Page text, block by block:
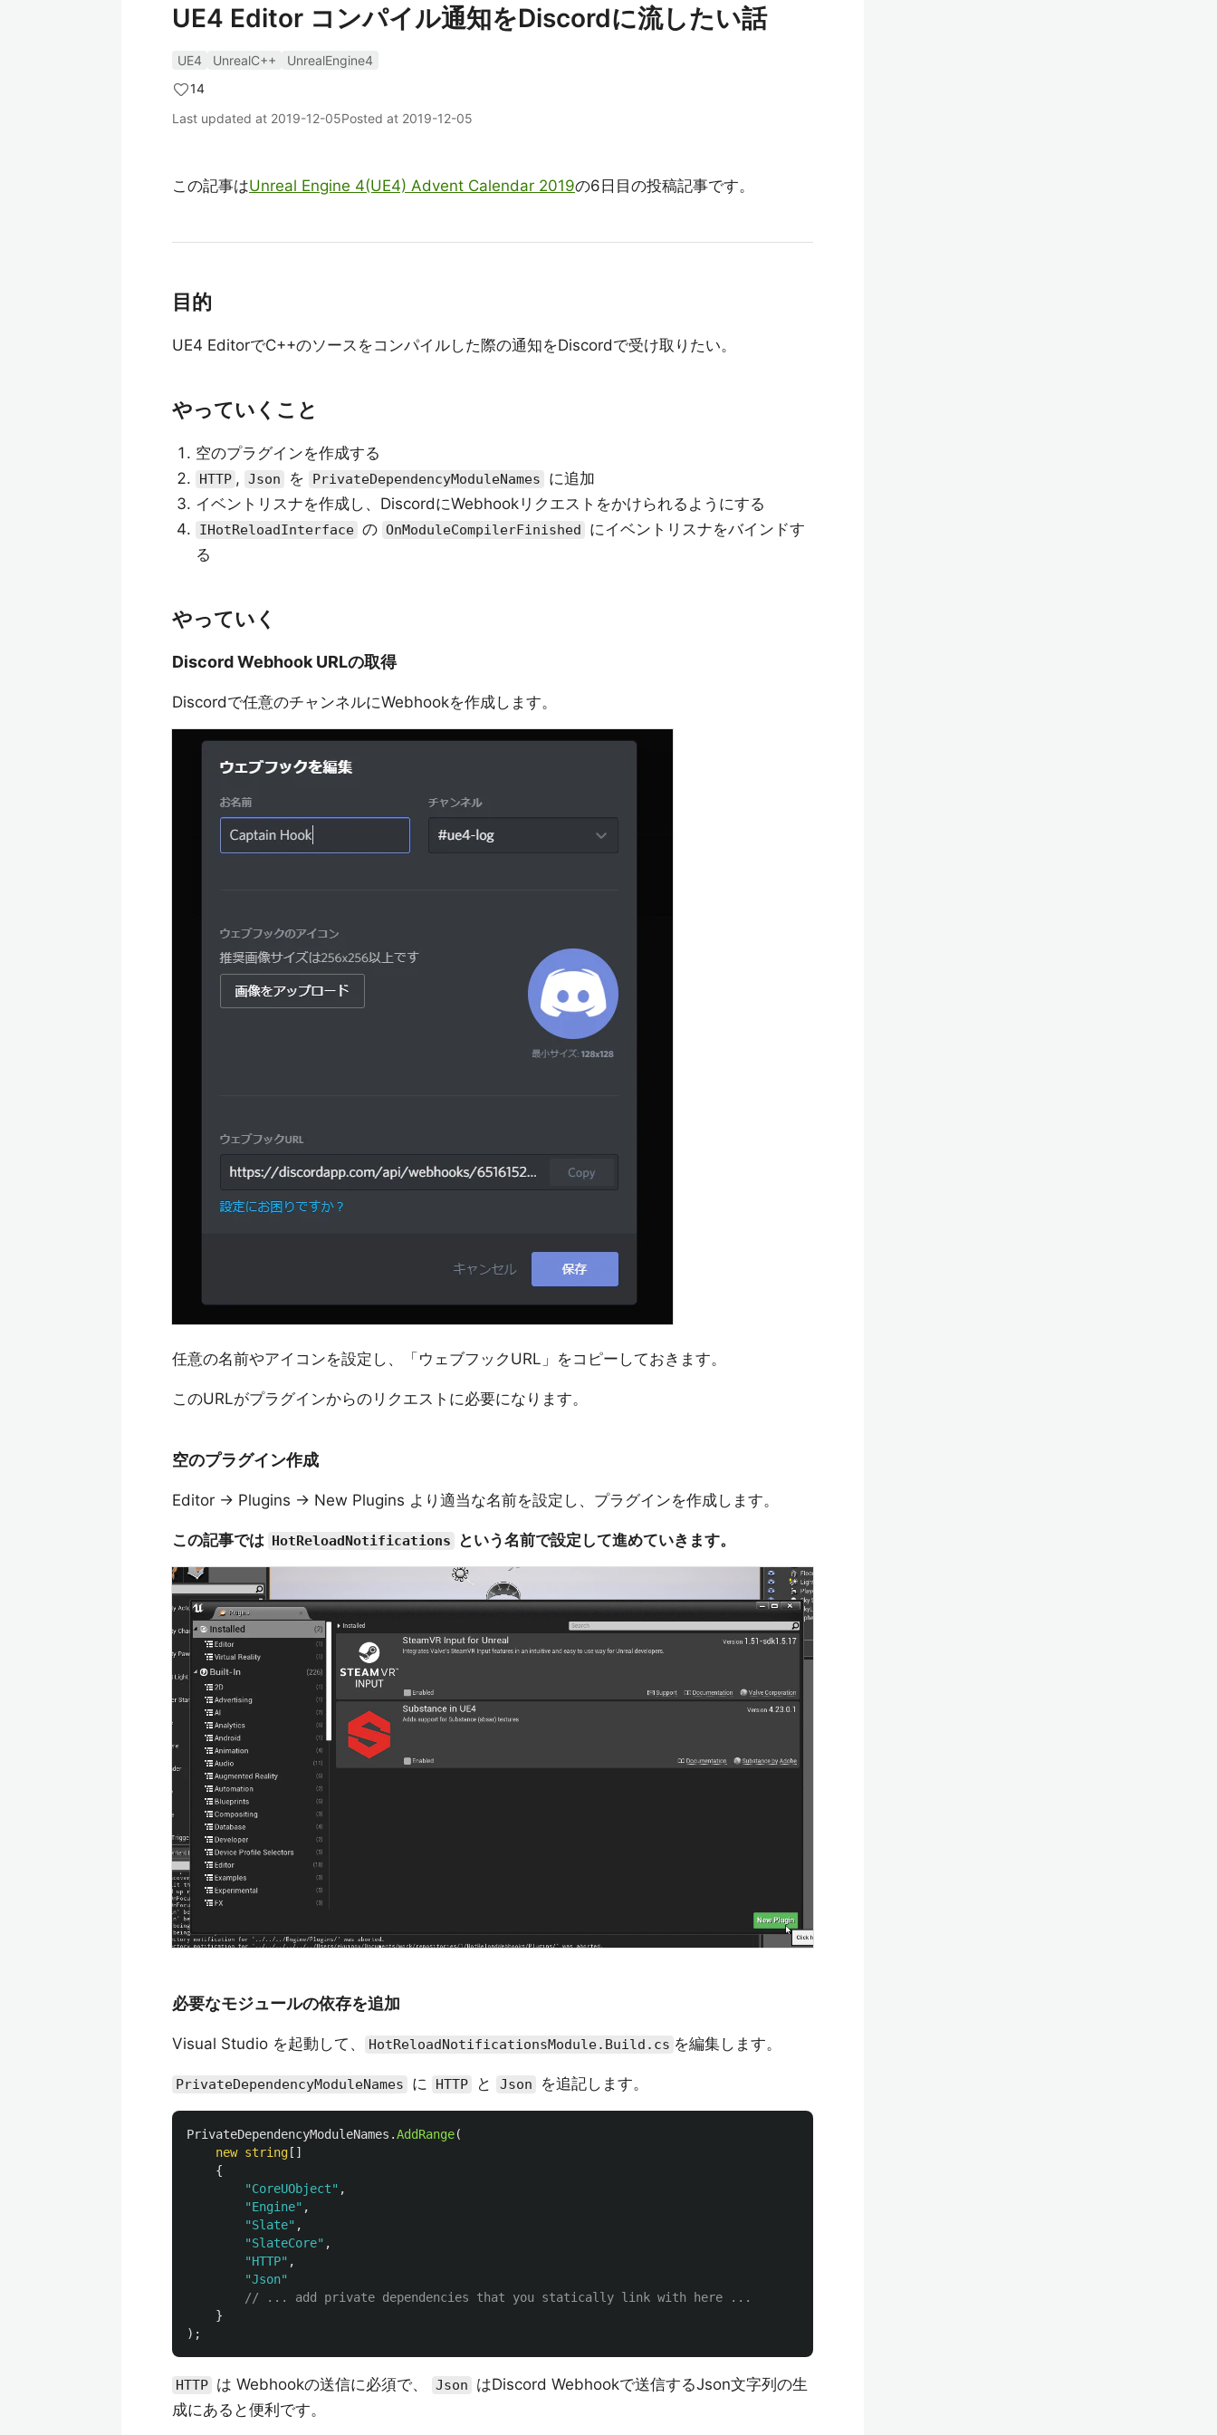
UE4 Editor コンパイル通知をDiscordに流したい話
UE4 UnrealC++
UnrealEngine4
14
Last updated at 2019-12-05Posted at 2019-12-05
この記事はUnreal Engine 4(UE4) Advent Calendar 2019の6日目の投稿記事です。
目的
UE4 EditorでC++のソースをコンパイルした際の通知をDiscordで受け取りたい。
やっていくこと
空のプラグインを作成する
HTTP , Json を PrivateDependencyModuleNames
に追加
イベントリスナを作成し、DiscordにWebhookリクエストをかけられるようにする
IHotReloadInterface の OnModuleCompilerFinished
にイベントリスナをバインドす
る
やっていく
Discord Webhook URLの取得
Discordで任意のチャンネルにWebhookを作成します。
任意の名前やアイコンを設定し、「ウェブフックURL」をコピーしておきます。
このURLがプラグインからのリクエストに必要になります。
空のプラグイン作成
Editor -> Plugins -> New Plugins より適当な名前を設定し、プラグインを作成します。
この記事では HotReloadNotifications という名前で設定して進めていきます。
必要なモジュールの依存を追加
Visual Studio を起動して、 HotReloadNotificationsModule.Build.cs を編集します。
PrivateDependencyModuleNames に HTTP と Json を追記します。
PrivateDependencyModuleNames .AddRange(
new string []
{
"CoreUObject" ,
"Engine" ,
"Slate" ,
"SlateCore" ,
"HTTP" ,
"Json"
}
);
HTTP は Webhookの送信に必須で、 Json
はDiscord Webhookで送信するJson文字列の生
成にあると便利です。